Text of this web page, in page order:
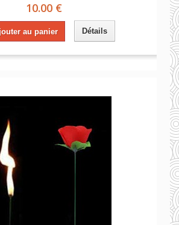
10.00 €
au panier Détails